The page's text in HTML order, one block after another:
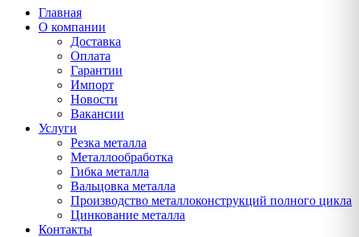
Главная
О компании
Доставка
Оплата
Гарантии
Импорт
Новости
Вакансии
Услуги
Резка металла
Металлообработка
Гибка металла
Вальцовка металла
Производство металлоконструкций полного цикла
Цинкование металла
Контакты